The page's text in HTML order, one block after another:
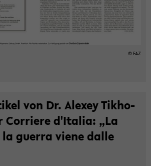
© FAZ
von Dr. Ale­xey Tik­ho­
Cor­rie­re d'Ita­lia: „La
guer­ra viene dalle